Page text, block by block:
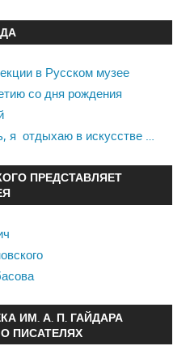
в Русском музее
со дня рождения
я отдыхаю в искусстве …
ПРЕДСТАВЛЯЕТ
ИМ. А. П. ГАЙДАРА
ПИСАТЕЛЯХ